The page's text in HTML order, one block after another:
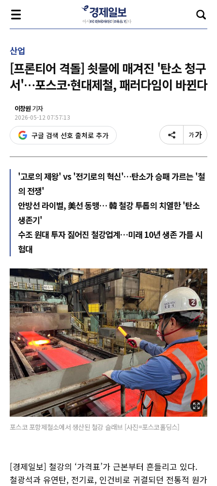
산업
[프론티어 격돌] 쇳물에 매겨진 '탄소 청구
서'…포스코·현대제철, 패러다임이 바뀐다
이창원 기자
2026-05-12 07:57:13
구글 검색 선호 출처로 추가
'고로의 제왕' vs '전기로의 혁신'…탄소가 승패 가르는 '철
의 전쟁'
안방선 라이벌, 美선 동맹… 韓 철강 투톱의 치열한 '탄소
생존기'
수조 원대 투자 짊어진 철강업계…미래 10년 생존 가를 시
험대
포스코 포항제철소에서 생산된 철강 슬래브 [사진=포스코홀딩스]
[경제일보] 철강의 ‘가격표’가 근본부터 흔들리고 있다.
철광석과 유연탄, 전기료, 인건비로 귀결되던 전통적 원가